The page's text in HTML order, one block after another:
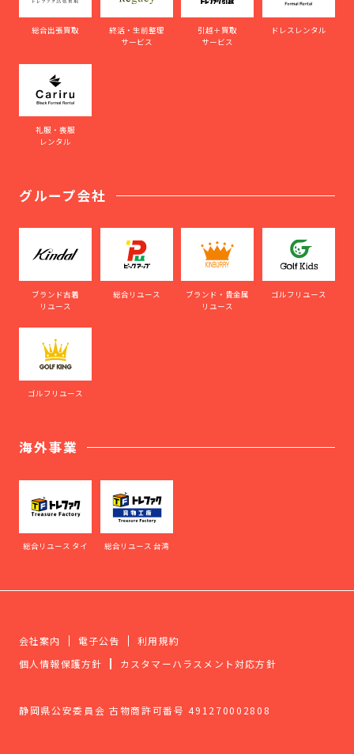
総合出張買取
終活・生前整理
サービス
引越＋買取
サービス
ドレスレンタル
礼服・喪服
レンタル
グループ会社
ブランド古着
リユース
総合リユース
ブランド・貴金属
リユース
ゴルフリユース
ゴルフリユース
海外事業
総合リユース タイ 総合リユース 台湾
会社案内 電子公告
利用規約
個人情報保護方針
カスタマーハラスメント対応方針
静岡県公安委員会 古物商許可番号 491270002808